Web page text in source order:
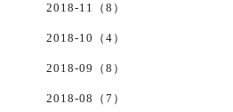
2018-11（8）
2018-10（4）
2018-09（8）
2018-08（7）